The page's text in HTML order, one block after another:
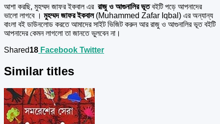
আশা করছি, মুহম্মদ জাফর ইকবাল এর রাজু ও আগুনালির ভূতবইটি পড়ে আপনাদের
ভালো লাগবে । মুহম্মদ জাফর ইকবাল (Muhammed Zafar Iqbal) এর অন্যান্য
বাংলা বই ডাউনলোড করতে আমাদের সাইট ভিজিট করুন আর রাজু ও আগুনালির ভূত বইটি
আপনাদের কেমন লাগলো তা জানতে ভুলবেন না।
Shared18 Facebook Twitter
Similar titles